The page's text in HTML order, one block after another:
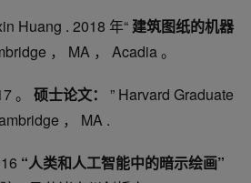
Huang . 2018 年“ 建筑图纸的机器
， MA ， Acadia 。
。 硕士论文：
” Harvard Graduate
， MA .
“人类和人工智能中的暗示绘画”